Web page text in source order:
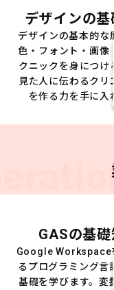
デザインの基
デザインの基本的な
色・フォント・画像
クニックを身につけ
見た人に伝わるクリ
を作る力を手に入
GASの基
Google Workspace
るプログラミング言
基礎を学びます。変